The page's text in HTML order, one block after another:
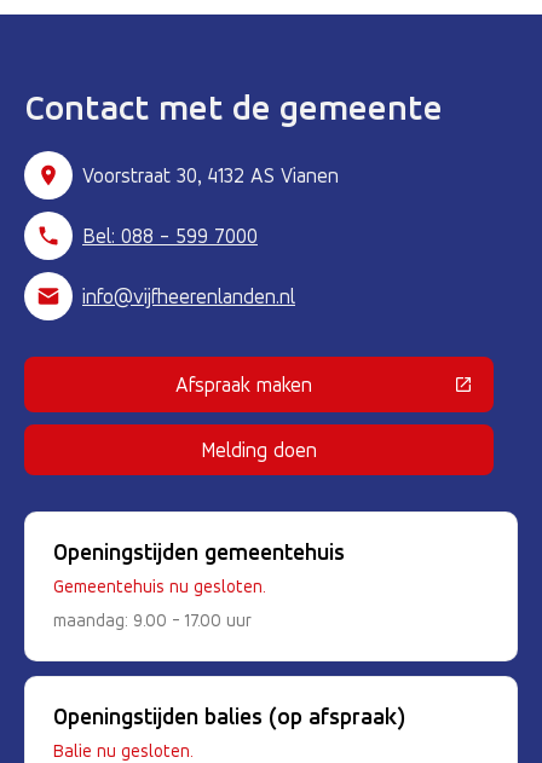
Contact met de gemeente
Voorstraat 30, 4132 AS Vianen
Bel: 088 - 599 7000
info@vijfheerenlanden.nl
Afspraak maken(Deze link gaat naar een externe
Melding doen
Openingstijden gemeentehuis
Gemeentehuis nu gesloten.
maandag: 9.00 - 17.00 uur
Openingstijden balies (op afspraak)
Balie nu gesloten.